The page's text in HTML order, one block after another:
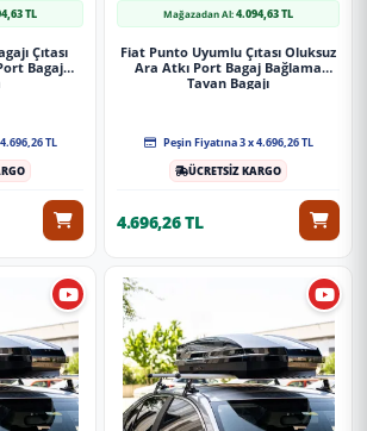
TL
Çıtası
Bagaj
TL
Mağazadan Al:4.094,63 TL
Fiat Punto Uyumlu Çıtası Oluksuz
Ara Atkı Port Bagaj Bağlama
Tavan Bagajı
Peşin Fiyatına 3 x 4.696,26 TL
ÜCRETSİZ KARGO
4.696,26 TL